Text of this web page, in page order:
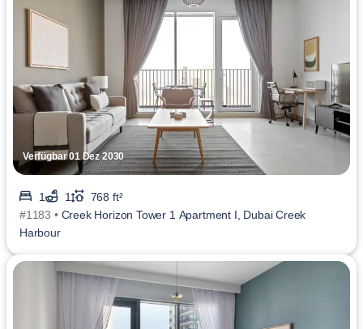
Verfügbar 01 Dez 2030
1 1
768 ft²
#1183 • Creek Horizon Tower 1 Apartment I, Dubai Creek
Harbour